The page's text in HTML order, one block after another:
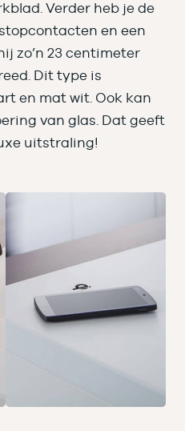
Verder heb je de
en een
zo’n 23 centimeter
Dit type is
en mat wit. Ook kan
van glas. Dat geeft
uitstraling!